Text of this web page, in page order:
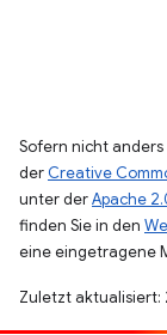
Sofern nicht
der Creative
unter derApache
finden Sie in den
eine eingetragene
Zuletzt aktualisiert: